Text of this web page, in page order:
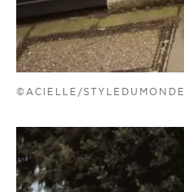
©ACIELLE/STYLEDUMONDE